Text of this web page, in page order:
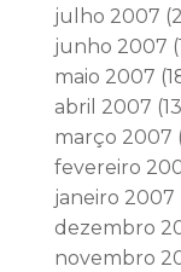
julho 2007
junho 2007
maio 2007
abril 2007
março 2007
fevereiro
janeiro 2007
dezembro
novembro